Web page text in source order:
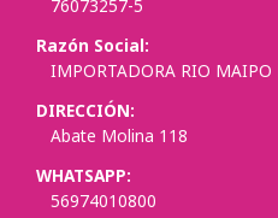
76073257-5
Razón Social:
IMPORTADORA RIO MAIPO
DIRECCIÓN:
Abate Molina 118
WHATSAPP:
56974010800